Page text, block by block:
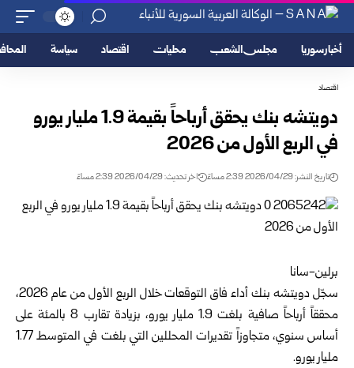
أخبار سوريا مجلس الشعب محليات اقتصاد سياسة
اقتصاد
دويتشه بنك يحقق أرباحاً بقيمة 1.9 مليار يورو
في الربع الأول من 2026
تاريخ النشر: 2026/04/29 2:39 مساءً اخر تحديث: 2026/04/29 2:39 مساءً
برلين-سانا
سجّل دويتشه بنك أداء فاق التوقعات خلال الربع الأول من عام 2026،
محققاً أرباحاً صافية بلغت 1.9 مليار يورو، بزيادة تقارب 8 بالمئة على
أساس سنوي، متجاوزاً تقديرات المحللين التي بلغت في المتوسط 1.77
مليار يورو.